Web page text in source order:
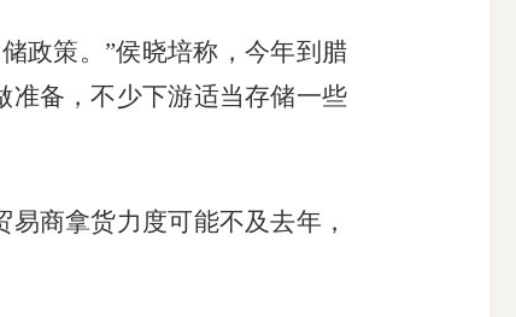
政策。”侯晓培称，今年到腊
准备，不少下游适当存储一些
商拿货力度可能不及去年，